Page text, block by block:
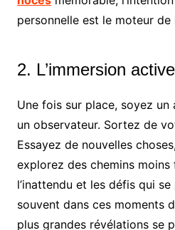
personnelle est le moteur
2. L’immersion
Une fois sur place, soyez un
un observateur. Sortez de
Essayez de nouvelles
explorez des chemins moins
l’inattendu et les défis qui se
souvent dans ces moments
plus grandes révélations se